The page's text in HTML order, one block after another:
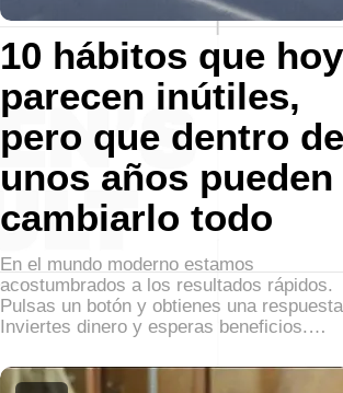
10 hábitos que hoy
parecen inútiles,
pero que dentro de
unos años pueden
cambiarlo todo
En el mundo moderno estamos
acostumbrados a los resultados rápidos.
Pulsas un botón y obtienes una
Inviertes dinero y esperas beneficios.…